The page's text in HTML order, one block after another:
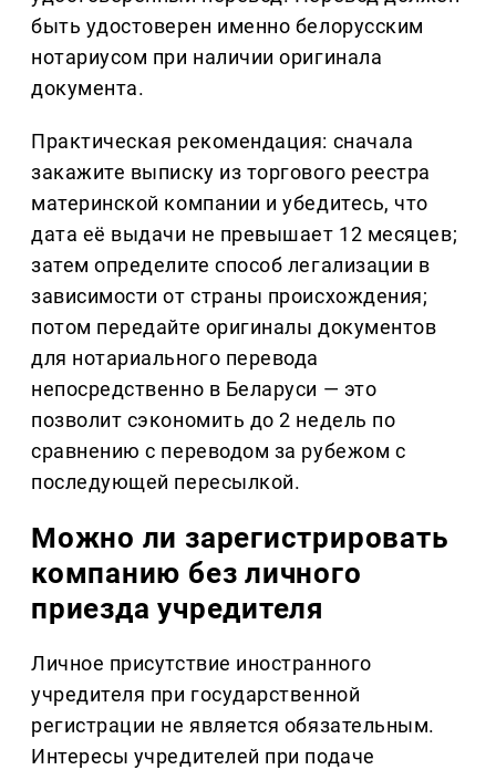
быть удостоверен именно белорусским
нотариусом при наличии оригинала
документа.
Практическая рекомендация: сначала
закажите выписку из торгового реестра
материнской компании и убедитесь, что
дата её выдачи не превышает 12 месяцев;
затем определите способ легализации в
зависимости от страны происхождения;
потом передайте оригиналы документов
для нотариального перевода
непосредственно в Беларуси — это
позволит сэкономить до 2 недель по
сравнению с переводом за рубежом с
последующей пересылкой.
Можно ли зарегистрировать
компанию без личного
приезда учредителя
Личное присутствие иностранного
учредителя при государственной
регистрации не является обязательным.
Интересы учредителей при подаче